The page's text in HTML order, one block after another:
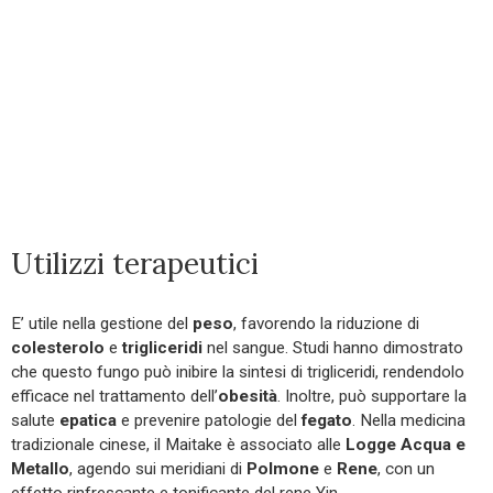
Utilizzi terapeutici
E’ utile nella gestione del peso, favorendo la riduzione di
colesterolo etrigliceridi nel sangue. Studi hanno dimostrato
che questo fungo può inibire la sintesi di trigliceridi, rendendolo
efficace nel trattamento dell’obesità. Inoltre, può supportare la
salute epatica e prevenire patologie delfegato. Nella medicina
tradizionale cinese, il Maitake è associato alle Logge Acqua e
Metallo, agendo sui meridiani di Polmone e Rene, con un